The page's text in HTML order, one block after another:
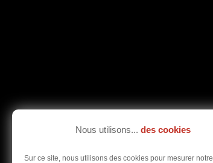
Nous utilisons... des cookies
Sur ce site, nous utilisons des cookies pour mesurer notre